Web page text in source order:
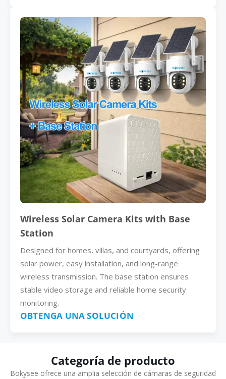
Wireless Solar Camera Kits with Base
Station
Designed for homes, villas, and courtyards, offering
solar power, easy installation, and long-range
wireless transmission. The base station ensures
stable video storage and reliable home security
monitoring.
OBTENGA UNA SOLUCIÓN
Categoría de producto
Bokysee ofrece una amplia selección de cámaras de seguridad